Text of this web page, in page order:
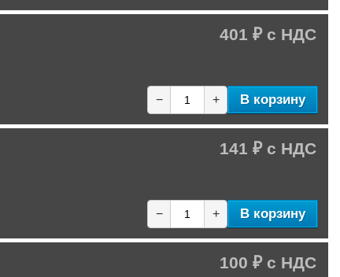
401 ₽
− + В корзину
141 ₽
− + В корзину
100 ₽